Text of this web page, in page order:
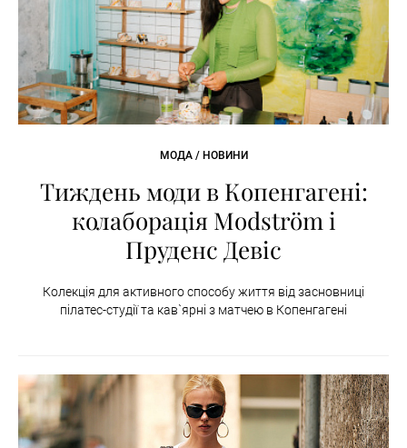
МОДА / НОВИНИ
Тиждень моди в Копенгагені:
колаборація Modström і
Пруденс Девіс
Колекція для активного способу життя від засновниці
пілатес-студії та кав`ярні з матчею в Копенгагені